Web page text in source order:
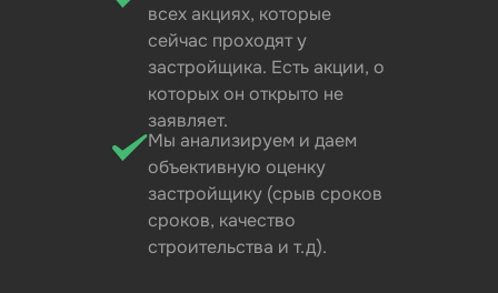
всех акциях, которые
сейчас проходят у
застройщика. Есть акции, о
которых он открыто не
заявляет.
Мы анализируем и даем
объективную оценку
застройщику (срыв сроков
сроков, качество
строительства и т.д).